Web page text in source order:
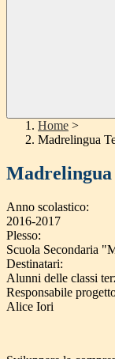
Home >
Madrelingua
Madrelingua
Anno scolastico:
2016-2017
Plesso:
Scuola Secondaria
Destinatari:
Alunni delle classi
Responsabile
Alice Iori